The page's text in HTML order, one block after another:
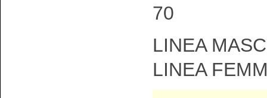
70
LINEA
LINEA